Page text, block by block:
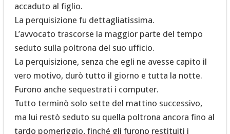
accaduto al figlio.
La perquisizione fu dettagliatissima.
L’avvocato trascorse la maggior parte del tempo
seduto sulla poltrona del suo ufficio.
La perquisizione, senza che egli ne avesse capito il
vero motivo, durò tutto il giorno e tutta la notte.
Furono anche sequestrati i computer.
Tutto terminò solo sette del mattino successivo,
ma lui restò seduto su quella poltrona ancora fino al
tardo pomeriggio, finché gli furono restituiti i